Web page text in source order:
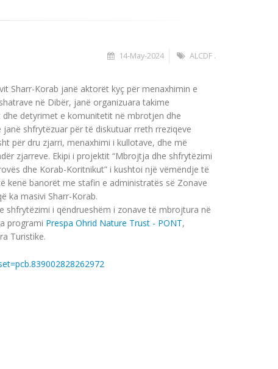
14-May-2024 ALCDF .
Sharr-Korab janë aktorët kyç për menaxhimin e
në Dibër, janë organizuara takime
detyrimet e komunitetit në mbrotjen dhe
shfrytëzuar për të diskutuar rreth rreziqeve
për dru zjarri, menaxhimi i kullotave, dhe më
zjarreve. Ekipi i projektit “Mbrojtja dhe shfrytëzimi
dhe Korab-Koritnikut” i kushtoi një vëmëndje të
kenë banorët me stafin e administratës së Zonave
ka masivi Sharr-Korab.
i qëndrueshëm i zonave të mbrojtura në
programi Prespa Ohrid Nature Trust - PONT,
Turistike.